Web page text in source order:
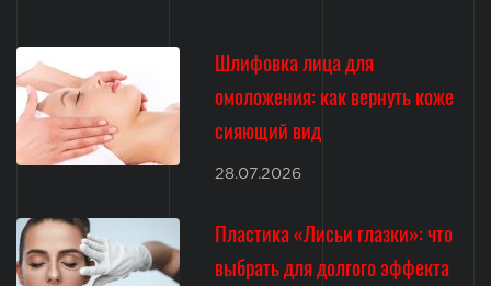
Шлифовка лица для
омоложения: как вернуть коже
сияющий вид
28.07.2026
Пластика «Лисьи глазки»: что
выбрать для долгого эффекта